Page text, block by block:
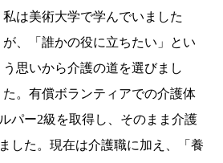
私は美術大学で学んでいました
が、「誰かの役に立ちたい」とい
う思いから介護の道を選びまし
た。有償ボランティアでの介護体
パー2級を取得し、そのまま介護
した。現在は介護職に加え、「養